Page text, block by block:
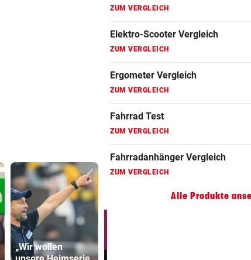
„Wir wollen
ZUM VERGLEICH
Fahrradanhänger Vergleich
ZUM VERGLEICH
Faszienrolle Vergleich
ZUM VERGLEICH
Hoverboard Vergleich
ZUM VERGLEICH
Kinderfahrrad Vergleich
ZUM VERGLEICH
Alle Produkte